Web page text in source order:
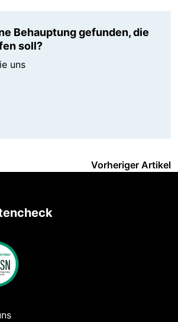
Behauptung gefunden, die
soll?
uns
Vorheriger Artikel